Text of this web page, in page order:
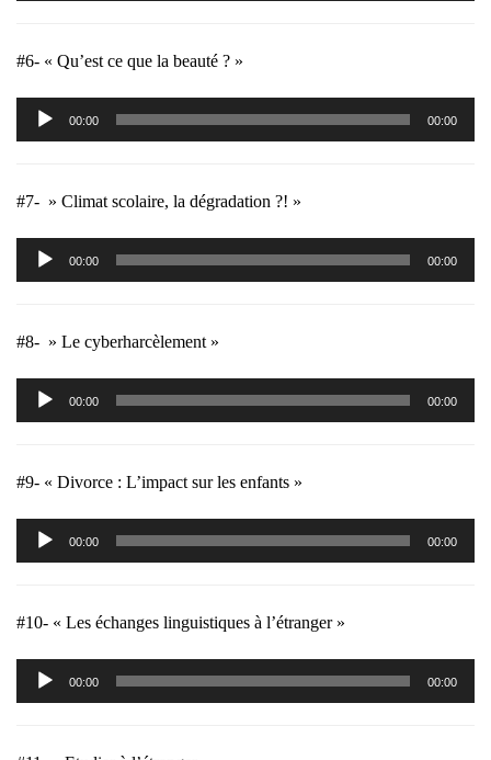
#6- « Qu’est ce que la beauté ? »
Lecteur
audio
00:00 00:00
#7- » Climat scolaire, la dégradation ?! »
Lecteur
audio
00:00 00:00
#8- » Le cyberharcèlement »
Lecteur
audio
00:00 00:00
#9- « Divorce : L’impact sur les enfants »
Lecteur
audio
00:00 00:00
#10- « Les échanges linguistiques à l’étranger »
Lecteur
audio
00:00 00:00